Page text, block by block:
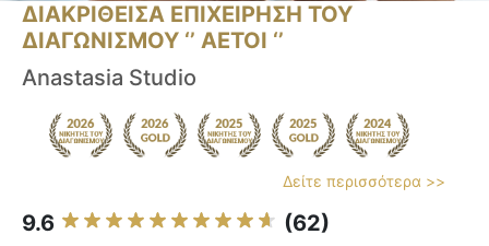
ΔΙΑΚΡΙΘΕΙΣΑ ΕΠΙΧΕΙΡΗΣΗ ΤΟΥ
ΔΙΑΓΩΝΙΣΜΟΥ ‘’ ΑΕΤΟΙ ‘’
Anastasia Studio
Δείτε περισσότερα >>
9.6 (62)